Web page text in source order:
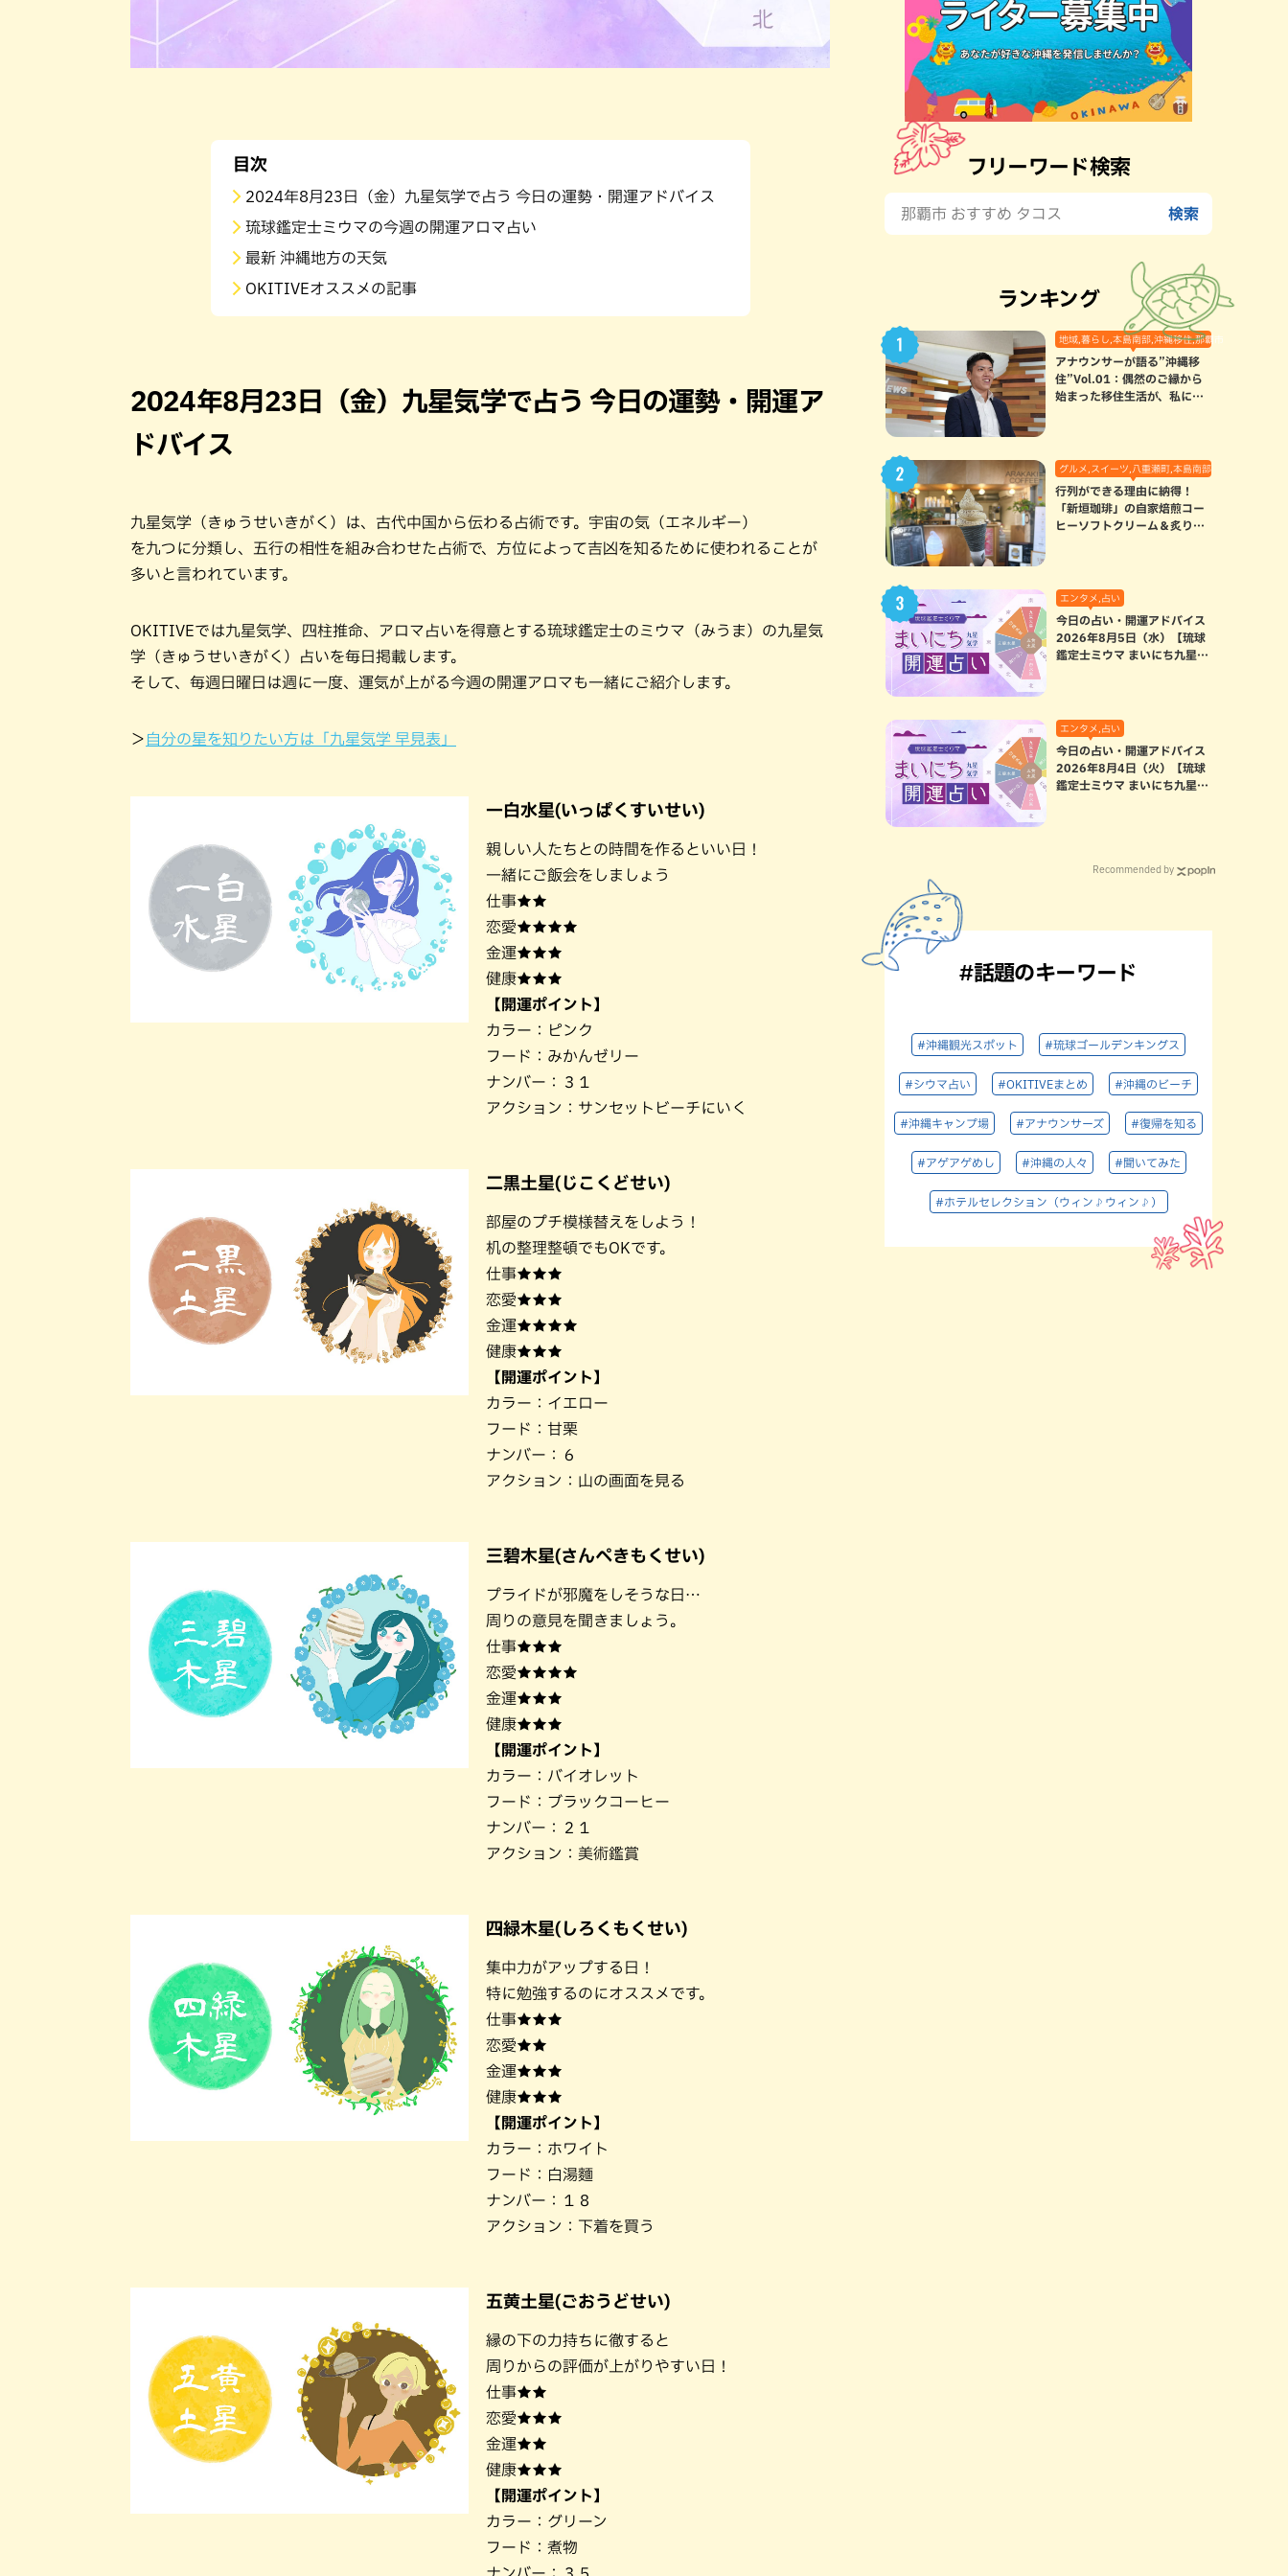
目次
2024年8月23日（金）九星気学で占う 今日の運勢・開運アドバイス
琉球鑑定士ミウマの今週の開運アロマ占い
最新 沖縄地方の天気
OKITIVEオススメの記事
2024年8月23日（金）九星気学で占う 今日の運勢・開運ア
ドバイス
九星気学（きゅうせいきがく）は、古代中国から伝わる占術です。宇宙の気（エネルギー）
を九つに分類し、五行の相性を組み合わせた占術で、方位によって吉凶を知るために使われることが
多いと言われています。
OKITIVEでは九星気学、四柱推命、アロマ占いを得意とする琉球鑑定士のミウマ（みうま）の九星気
学（きゅうせいきがく）占いを毎日掲載します。
そして、毎週日曜日は週に一度、運気が上がる今週の開運アロマも一緒にご紹介します。
＞ 自分の星を知りたい方は「九星気学 早見表」
一白水星(いっぱくすいせい)
親しい人たちとの時間を作るといい日！
一緒にご飯会をしましょう
仕事★★
恋愛★★★★
金運★★★
健康★★★
【開運ポイント】
カラー：ピンク
フード：みかんゼリー
ナンバー：３１
アクション：サンセットビーチにいく
二黒土星(じこくどせい)
部屋のプチ模様替えをしよう！
机の整理整頓でもOKです。
仕事★★★
恋愛★★★
金運★★★★
健康★★★
【開運ポイント】
カラー：イエロー
フード：甘栗
ナンバー：６
アクション：山の画面を見る
三碧木星(さんぺきもくせい)
プライドが邪魔をしそうな日…
周りの意見を聞きましょう。
仕事★★★
恋愛★★★★
金運★★★
健康★★★
【開運ポイント】
カラー：バイオレット
フード：ブラックコーヒー
ナンバー：２１
アクション：美術鑑賞
四緑木星(しろくもくせい)
集中力がアップする日！
特に勉強するのにオススメです。
仕事★★★
恋愛★★
金運★★★
健康★★★
【開運ポイント】
カラー：ホワイト
フード：白湯麵
ナンバー：１８
アクション：下着を買う
五黄土星(ごおうどせい)
縁の下の力持ちに徹すると
周りからの評価が上がりやすい日！
仕事★★
恋愛★★★
金運★★
健康★★★
【開運ポイント】
カラー：グリーン
フード：煮物
フリーワード検索
ランキング
地域,暮らし,本島南部,沖縄移住,那覇市
アナウンサーが語る”沖縄移
住”Vol.01：偶然のご縁から
始まった移住生活が、私にと
グルメ,スイーツ,八重瀬町,本島南部
行列ができる理由に納得！
「新垣珈琲」の自家焙煎コー
ヒーソフトクリーム＆炙りマ
エンタメ,占い
今日の占い・開運アドバイス
2026年8月5日（水）【琉球
鑑定士ミウマ まいにち九星気
エンタメ,占い
今日の占い・開運アドバイス
2026年8月4日（火）【琉球
鑑定士ミウマ まいにち九星気
Recommended by
#話題のキーワード
#沖縄観光スポット #琉球ゴールデンキングス
#シウマ占い #OKITIVEまとめ #沖縄のビーチ
#沖縄キャンプ場 #アナウンサーズ #復帰を知る
#アゲアゲめし #沖縄の人々 #聞いてみた
#ホテルセレクション（ウィン♪ウィン♪）